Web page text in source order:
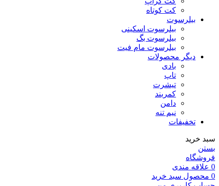
کت کوتاه
بیلرسوت
بیلرسوت اسکینی
بیلرسوت بگ
بیلرسوت مام فیت
دیگر محصولات
بادی
تاپ
تیشرت
کمربند
دامن
نیم تنه
تخفیفات
سبد خرید
بستن
فروشگاه
0 علاقه مندی
0 محصول سبد خرید